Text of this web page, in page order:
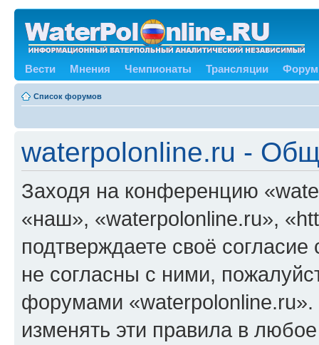
Вести Мнения Чемпионаты Трансляции Форум
Список форумов
waterpolonline.ru -
Заходя на конференцию
«наш», «waterpolonline.ru»,
подтверждаете своё
не согласны с ними,
форумами
изменять эти правила в